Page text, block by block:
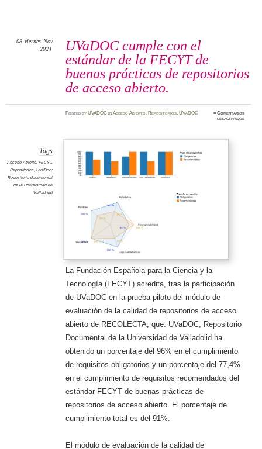
UVaDOC cumple con el
estándar de la FECYT de
buenas prácticas de repositorios
de acceso abierto.
08 viernes Nov
2024
PostedbyUVADOC inAcceso Abierto ,Repositorios ,UVaDOC ≈Comentarios
desactivadosen
Tags
Acceso Abierto, FECYT,
Repositorios, UvaDoc:
Repositorio documental
de la Universidad de
Valladolid
La Fundación Española para la Ciencia y la
Tecnología (FECYT) acredita, tras la participación
de UVaDOC en la prueba piloto del módulo de
evaluación de la calidad de repositorios de acceso
abierto de RECOLECTA, que: UVaDOC, Repositorio
Documental de la Universidad de Valladolid ha
obtenido un porcentaje del 96% en el cumplimiento
de requisitos obligatorios y un porcentaje del 77,4%
en el cumplimiento de requisitos recomendados del
estándar FECYT de buenas prácticas de
repositorios de acceso abierto. El porcentaje de
cumplimiento total es del 91%.
El módulo de evaluación de la calidad de